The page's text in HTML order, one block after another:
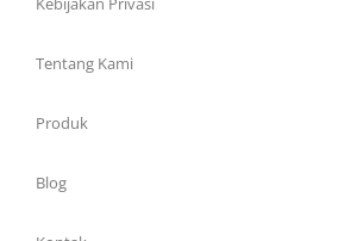
Tentang Kami
Produk
Blog